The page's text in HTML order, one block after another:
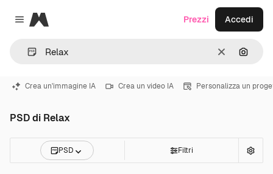
Close menu
Magnific
CancellaCerca
Prezzi Accedi
Crea un'immagine IA Crea un video IA Personalizza un
PSD di Relax
PSD Filtri